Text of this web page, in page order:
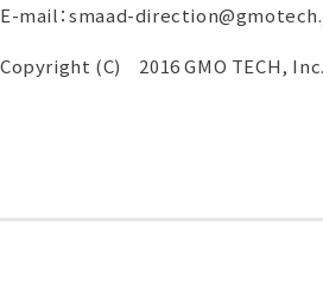
E-mail：smaad-
Copyright (C) 2016 GMO TECH,